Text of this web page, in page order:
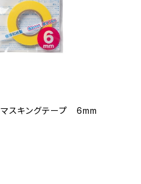
スキングテープ 6mm